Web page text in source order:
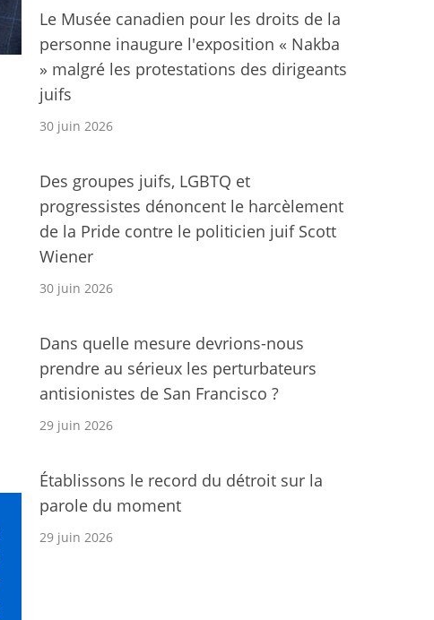
Le Musée canadien pour les droits de la
personne inaugure l'exposition « Nakba
» malgré les protestations des dirigeants
juifs
30 juin 2026
Des groupes juifs, LGBTQ et
progressistes dénoncent le harcèlement
de la Pride contre le politicien juif Scott
Wiener
30 juin 2026
Dans quelle mesure devrions-nous
prendre au sérieux les perturbateurs
antisionistes de San Francisco ?
29 juin 2026
Établissons le record du détroit sur la
parole du moment
29 juin 2026